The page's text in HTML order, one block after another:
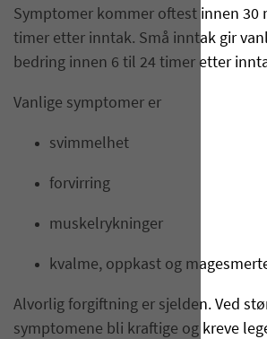
Symptomer kommer oftest innen 30
timer etter inntak. Små inntak gir
bedring innen 6 til 24 timer etter
Vanlige symptomer er
svimmelhet
forvirring
muskelrykninger
kvalme, oppkast og
Alvorlig forgiftning er sjelden. Ved
symptomene bli kraftige og kreve